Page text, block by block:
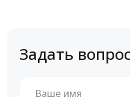
Задать